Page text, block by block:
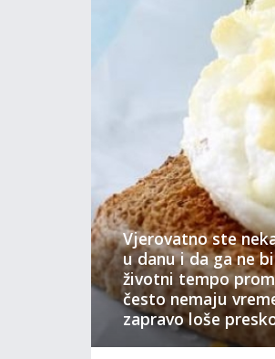
Vjerovatno ste
u danu i da ga ne
životni tempo
često nemaju
zapravo loše